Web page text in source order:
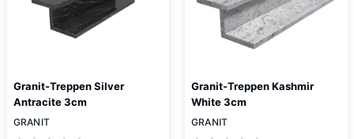
Granit-Treppen Silver
Antracite 3cm
GRANIT
Granit-Treppen Kashmir
White 3cm
GRANIT